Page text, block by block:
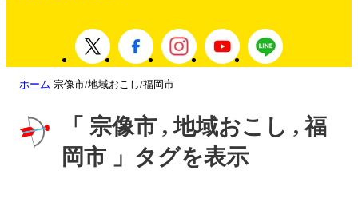
ホーム 宗像市/地域おこし/福岡市
「 宗像市 , 地域おこし , 福
岡市 」タグを表示